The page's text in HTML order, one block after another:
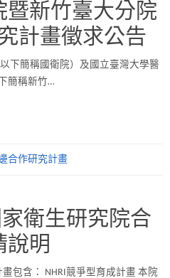
暨新竹臺大分院
計畫徵求公告
下簡稱國衛院）及國立臺灣大學醫
簡稱新竹…
合作研究計畫
家衛生研究院合
說明
包含： NHRI競爭型育成計畫 本院